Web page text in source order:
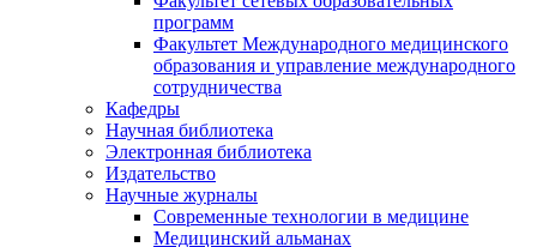
программ
Факультет Международного медицинского
образования и управление международного
сотрудничества
Кафедры
Научная библиотека
Электронная библиотека
Издательство
Научные журналы
Современные технологии в медицине
Медицинский альманах